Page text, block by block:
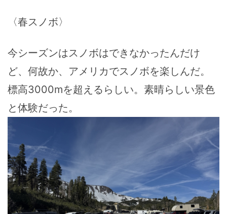
〈春スノボ〉
今シーズンはスノボはできなかったんだけ
ど、何故か、アメリカでスノボを楽しんだ。
標高3000mを超えるらしい。素晴らしい景色
と体験だった。